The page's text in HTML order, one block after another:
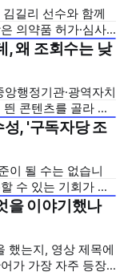
길리 선수와 함께
책을 국민에게 쉽
딱하게 느껴질 수
와 꼼꼼한 준비를
풀어낸 것이 특징입
, 왜 조회수는 낮
행정기관·광역자치
콘텐츠를 골라 그
회수 순위표 맨 위에
길을 택한 콘텐츠
, '구독자당 조
이 될 수는 없습니
수 있는 기회가 많
니다. 억지로 구독
성도 높은 구독자를
정기관과 광역자치
다. 중앙행정
자를 통합하여
을 이야기했나
했는지, 영상 제목에
가 가장 자주 등장